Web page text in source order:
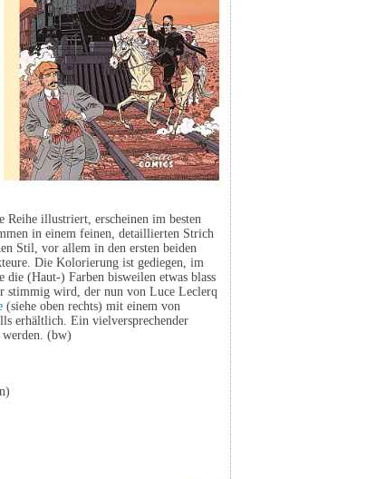
Reihe illustriert, erscheinen im besten
in einem feinen, detaillierten Strich
Stil, vor allem in den ersten beiden
Die Kolorierung ist gediegen, im
(Haut-) Farben bisweilen etwas blass
stimmig wird, der nun von Luce Leclerq
(siehe oben rechts) mit einem von
erhältlich. Ein vielversprechender
(bw)